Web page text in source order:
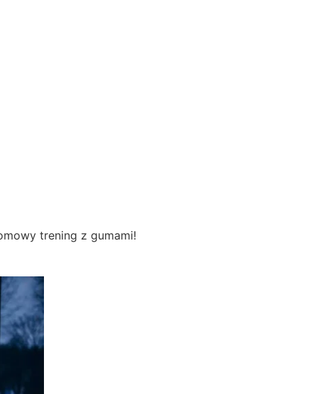
trening z gumami!